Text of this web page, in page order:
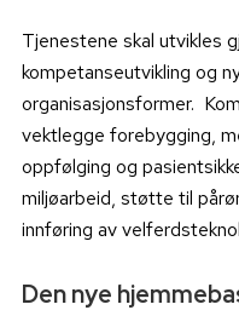
Tjenestene skal utvikles
kompetanseutvikling og
organisasjonsformer.
vektlegge forebygging,
oppfølging og
miljøarbeid, støtte til
innføring av
Den nye